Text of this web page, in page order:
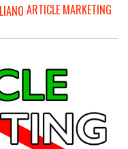
ARTICLE MARKETING